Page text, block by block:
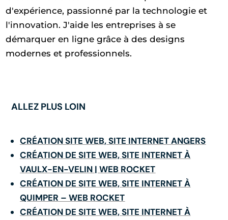
d'expérience, passionné par la technologie et
l'innovation. J'aide les entreprises à se
démarquer en ligne grâce à des designs
modernes et professionnels.
ALLEZ PLUS LOIN
CRÉATION SITE WEB, SITE INTERNET ANGERS
CRÉATION DE SITE WEB, SITE INTERNET À
VAULX-EN-VELIN | WEB ROCKET
CRÉATION DE SITE WEB, SITE INTERNET À
QUIMPER – WEB ROCKET
CRÉATION DE SITE WEB, SITE INTERNET À